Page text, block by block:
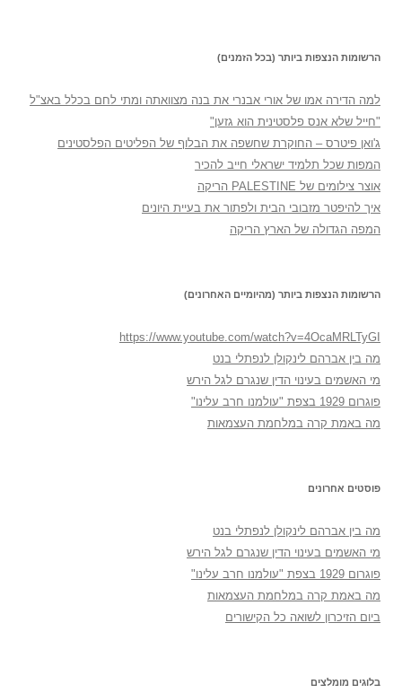
הרשומות הנצפות ביותר (בכל הזמנים)
למה הדירה אמו של אורי אבנרי את בנה מצוואתה ומתי לחם בכלל באצ"ל
"חייל שלא אנס פלסטינית הוא גזען"
ג'ואן פיטרס – החוקרת שחשפה את הבלוף של הפליטים הפלסטינים
המפות שכל תלמיד ישראלי חייב להכיר
אוצר צילומים של PALESTINE הריקה
איך להיפטר מזבובי הבית ולפתור את בעיית היונים
המפה הגדולה של הארץ הריקה
הרשומות הנצפות ביותר (מהיומיים האחרונים)
https://www.youtube.com/watch?v=4OcaMRLTyGI
מה בין אברהם לינקולן לנפתלי בנט
מי האשמים בעינוי הדין שנגרם לגל הירש
פוגרום 1929 בצפת "עולמנו חרב עלינו"
מה באמת קרה במלחמת העצמאות
פוסטים אחרונים
מה בין אברהם לינקולן לנפתלי בנט
מי האשמים בעינוי הדין שנגרם לגל הירש
פוגרום 1929 בצפת "עולמנו חרב עלינו"
מה באמת קרה במלחמת העצמאות
ביום הזיכרון לשואה כל הקישורים
בלוגים מומלצים